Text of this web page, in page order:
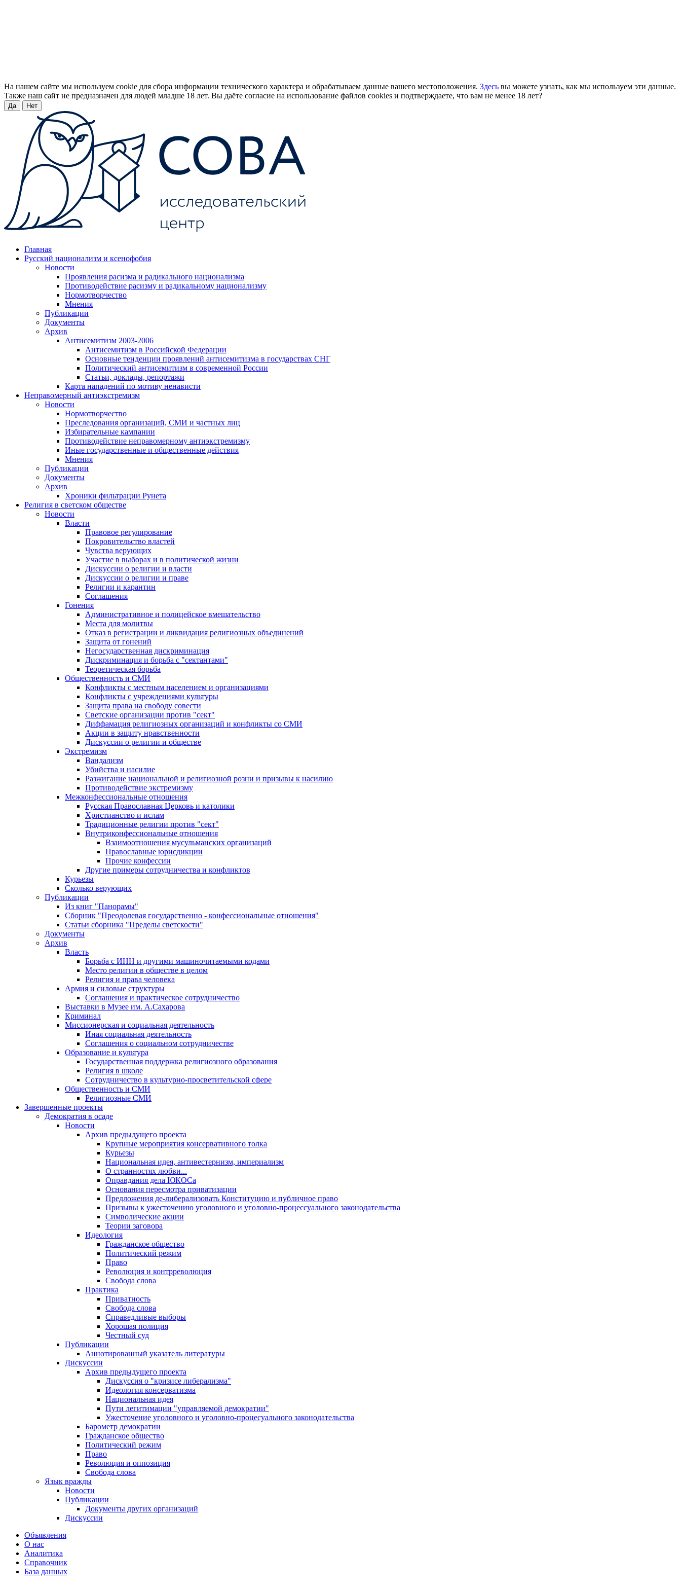
На нашем сайте мы используем cookie для сбора информации технического характера и обрабатываем данные вашего местоположения. Здесь вы можете узнать, как мы используем эти данные.
Также наш сайт не предназначен для людей младше 18 лет. Вы даёте согласие на использование файлов cookies и подтверждаете, что вам не менее 18 лет?
Да Нет
Главная
Русский национализм и ксенофобия
Новости
Проявления расизма и радикального национализма
Противодействие расизму и радикальному национализму
Нормотворчество
Мнения
Публикации
Документы
Архив
Антисемитизм 2003-2006
Антисемитизм в Российской Федерации
Основные тенденции проявлений антисемитизма в государствах СНГ
Политический антисемитизм в современной России
Статьи, доклады, репортажи
Карта нападений по мотиву ненависти
Неправомерный антиэкстремизм
Новости
Нормотворчество
Преследования организаций, СМИ и частных лиц
Избирательные кампании
Противодействие неправомерному антиэкстремизму
Иные государственные и общественные действия
Мнения
Публикации
Документы
Архив
Хроники фильтрации Рунета
Религия в светском обществе
Новости
Власти
Правовое регулирование
Покровительство властей
Чувства верующих
Участие в выборах и в политической жизни
Дискуссии о религии и власти
Дискуссии о религии и праве
Религии и карантин
Соглашения
Гонения
Административное и полицейское вмешательство
Места для молитвы
Отказ в регистрации и ликвидация религиозных объединений
Защита от гонений
Негосударственная дискриминация
Дискриминация и борьба с "сектантами"
Теоретическая борьба
Общественность и СМИ
Конфликты с местным населением и организациями
Конфликты с учреждениями культуры
Защита права на свободу совести
Светские организации против "сект"
Диффамация религиозных организаций и конфликты со СМИ
Акции в защиту нравственности
Дискуссии о религии и обществе
Экстремизм
Вандализм
Убийства и насилие
Разжигание национальной и религиозной розни и призывы к насилию
Противодействие экстремизму
Межконфессиональные отношения
Русская Православная Церковь и католики
Христианство и ислам
Традиционные религии против "сект"
Внутриконфессиональные отношения
Взаимоотношения мусульманских организаций
Православные юрисдикции
Прочие конфессии
Другие примеры сотрудничества и конфликтов
Курьезы
Сколько верующих
Публикации
Из книг "Панорамы"
Сборник "Преодолевая государственно - конфессиональные отношения"
Статьи сборника "Пределы светскости"
Документы
Архив
Власть
Борьба с ИНН и другими машиночитаемыми кодами
Место религии в обществе в целом
Религия и права человека
Армия и силовые структуры
Соглашения и практическое сотрудничество
Выставки в Музее им. А.Сахарова
Криминал
Миссионерская и социальная деятельность
Иная социальная деятельность
Соглашения о социальном сотрудничестве
Образование и культура
Государственная поддержка религиозного образования
Религия в школе
Сотрудничество в культурно-просветительской сфере
Общественность и СМИ
Религиозные СМИ
Завершенные проекты
Демократия в осаде
Новости
Архив предыдущего проекта
Крупные мероприятия консервативного толка
Курьезы
Национальная идея, антивестернизм, империализм
О странностях любви...
Оправдания дела ЮКОСа
Основания пересмотра приватизации
Предложения де-либерализовать Конституцию и публичное право
Призывы к ужесточению уголовного и уголовно-процессуального законодательства
Символические акции
Теории заговора
Идеология
Гражданское общество
Политический режим
Право
Революция и контрреволюция
Свобода слова
Практика
Приватность
Свобода слова
Справедливые выборы
Хорошая полиция
Честный суд
Публикации
Аннотированный указатель литературы
Дискуссии
Архив предыдущего проекта
Дискуссия о "кризисе либерализма"
Идеология консерватизма
Национальная идея
Пути легитимации "управляемой демократии"
Ужесточение уголовного и уголовно-процесуального законодательства
Барометр демократии
Гражданское общество
Политический режим
Право
Революция и оппозиция
Свобода слова
Язык вражды
Новости
Публикации
Документы других организаций
Дискуссии
Объявления
О нас
Аналитика
Справочник
База данных